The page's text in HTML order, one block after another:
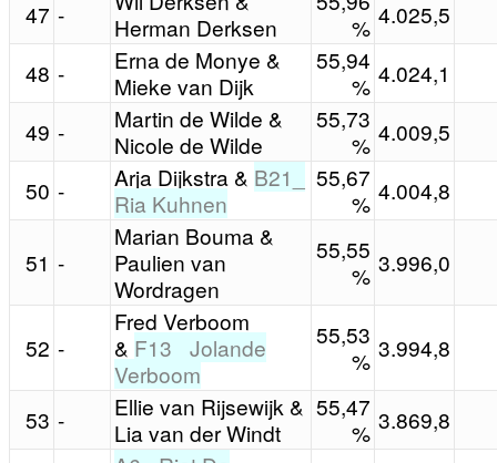
47 -
Herman Derksen
% 4.025,5
48 -
Erna de Monye &
Mieke van Dijk
55,94
% 4.024,1
49 -
Martin de Wilde &
Nicole de Wilde
55,73
% 4.009,5
50 - Arja Dijkstra & B21_
Ria Kuhnen
55,67
% 4.004,8
51 -
Marian Bouma &
Paulien van
Wordragen
55,55
% 3.996,0
52 -
Fred Verboom
& F13_ Jolande
Verboom
55,53
% 3.994,8
53 -
Ellie van Rijsewijk &
Lia van der Windt
55,47
% 3.869,8